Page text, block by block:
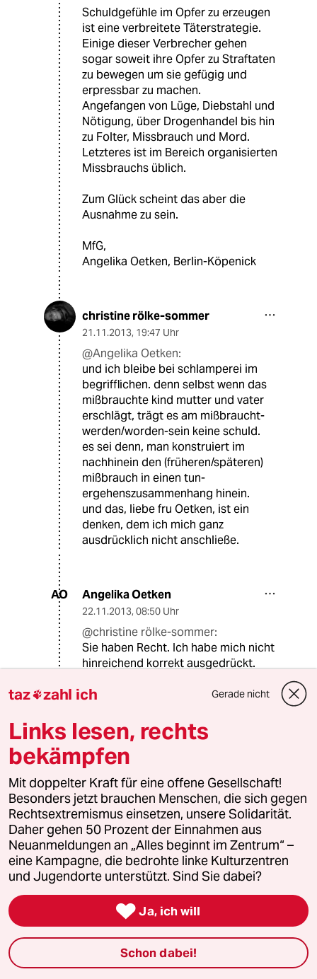
Schuldgefühle im Opfer zu erzeugen
ist eine verbreitete Täterstrategie.
Einige dieser Verbrecher gehen
sogar soweit ihre Opfer zu Straftaten
zu bewegen um sie gefügig und
erpressbar zu machen.
Angefangen von Lüge, Diebstahl und
Nötigung, über Drogenhandel bis hin
zu Folter, Missbrauch und Mord.
Letzteres ist im Bereich organisierten
Missbrauchs üblich.
Zum Glück scheint das aber die
Ausnahme zu sein.
MfG,
Angelika Oetken, Berlin-Köpenick
christine rölke-sommer
21.11.2013, 19:47 Uhr
@Angelika Oetken:
und ich bleibe bei schlamperei im
begrifflichen. denn selbst wenn das
mißbrauchte kind mutter und vater
erschlägt, trägt es am mißbraucht-
werden/worden-sein keine schuld.
es sei denn, man konstruiert im
nachhinein den (früheren/späteren)
mißbrauch in einen tun-
ergehenszusammenhang hinein.
und das, liebe fru Oetken, ist ein
denken, dem ich mich ganz
ausdrücklich nicht anschließe.
AO Angelika Oetken
22.11.2013, 08:50 Uhr
@christine rölke-sommer:
Sie haben Recht. Ich habe mich nicht
hinreichend korrekt ausgedrückt.
Angelika Oetken, Berlin-Köpenick
christine rölke-sommer
22.11.2013,09:52 Uhr
@Angelika Oetken:
bitte-schön.
ich meine, das ist wie bei folter. wenn
konsens besteht, dass folter nicht
sein soll, dann kann/darf ich den nicht
bei einem besonderen
verbrechen/verbrecher mal kurzfristig
aufheben. obwohl sich natürlich
immer gründe finden lassen, die
dafür sprechen, das zu tun. von ein
kind bis zu ganz viele menschen
taz zahl ich Gerade nicht
Links lesen, rechts
bekämpfen
Mit doppelter Kraft für eine offene Gesellschaft!
Besonders jetzt brauchen Menschen, die sich gegen
Rechtsextremismus einsetzen, unsere Solidarität.
Daher gehen 50 Prozent der Einnahmen aus
Neuanmeldungen an „Alles beginnt im Zentrum“ –
eine Kampagne, die bedrohte linke Kulturzentren
und Jugendorte unterstützt. Sind Sie dabei?
 Ja, ich will
Schon dabei!